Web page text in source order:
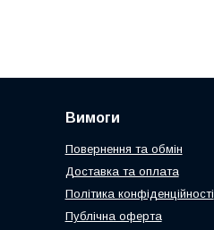
Вимоги
Повернення та обмін
Доставка та оплата
Політика конфіденційності
Публічна оферта